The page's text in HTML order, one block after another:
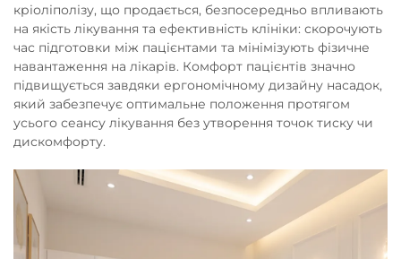
кріоліполізу, що продається, безпосередньо впливають
на якість лікування та ефективність клініки: скорочують
час підготовки між пацієнтами та мінімізують фізичне
навантаження на лікарів. Комфорт пацієнтів значно
підвищується завдяки ергономічному дизайну насадок,
який забезпечує оптимальне положення протягом
усього сеансу лікування без утворення точок тиску чи
дискомфорту.